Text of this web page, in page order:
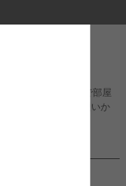
しセパレートなので部屋
です。若干座面が硬いか